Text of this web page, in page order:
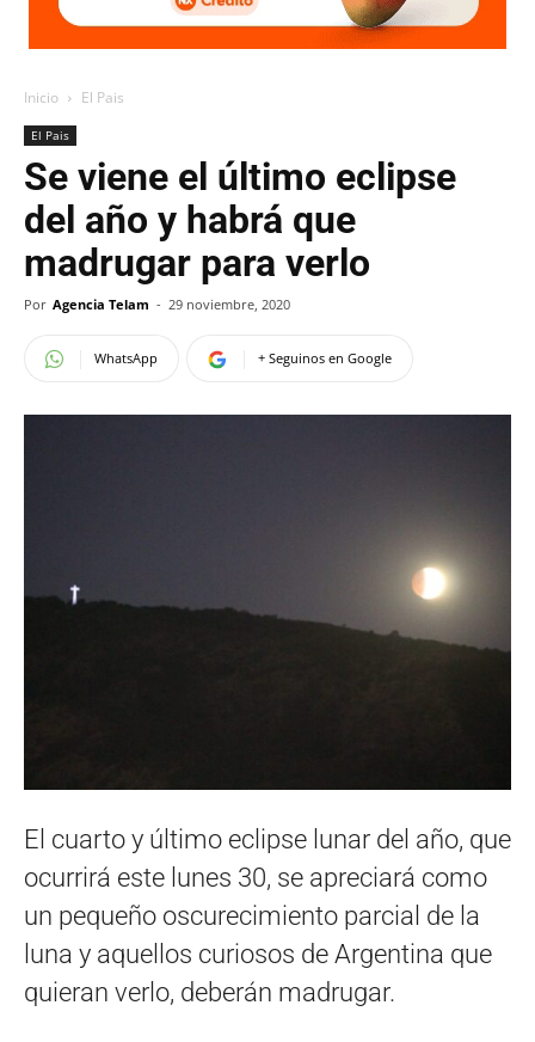
Inicio El Pais
El Pais
Se viene el último eclipse
del año y habrá que
madrugar para verlo
Por Agencia Telam - 29 noviembre, 2020
WhatsApp + Seguinos en Google
El cuarto y último eclipse lunar del año, que
ocurrirá este lunes 30, se apreciará como
un pequeño oscurecimiento parcial de la
luna y aquellos curiosos de Argentina que
quieran verlo, deberán madrugar.